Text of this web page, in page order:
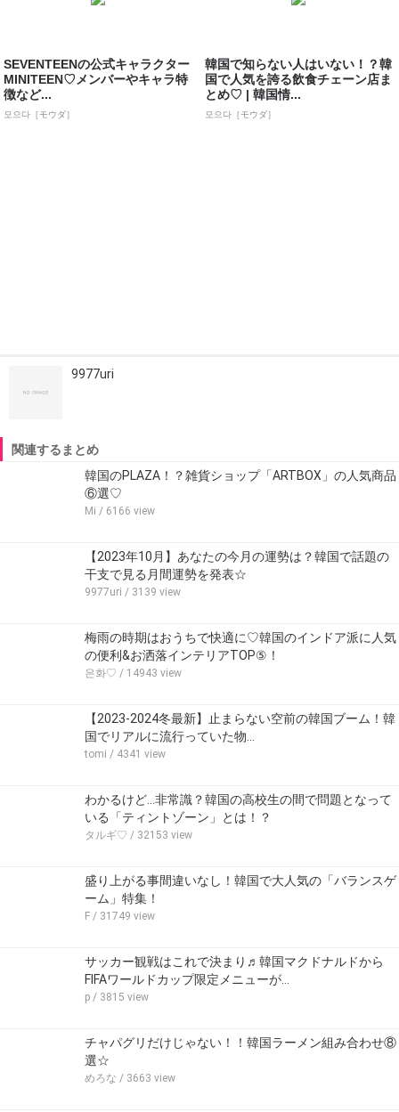
SEVENTEENの公式キャラクター
MINITEEN♡メンバーやキャラ特
徴など...
모으다［モウダ］
韓国で知らない人はいない！？韓
国で人気を誇る飲食チェーン店ま
とめ♡ | 韓国情...
모으다［モウダ］
9977uri
関連するまとめ
韓国のPLAZA！？雑貨ショップ「ARTBOX」の人気商品
⑥選♡
Mi / 6166 view
【2023年10月】あなたの今月の運勢は？韓国で話題の
干支で見る月間運勢を発表☆
9977uri / 3139 view
梅雨の時期はおうちで快適に♡韓国のインドア派に人気
の便利&お洒落インテリアTOP⑤！
은화♡ / 14943 view
【2023-2024冬最新】止まらない空前の韓国ブーム！韓
国でリアルに流行っていた物…
tomi / 4341 view
わかるけど…非常識？韓国の高校生の間で問題となって
いる「ティントゾーン」とは！？
タルギ♡ / 32153 view
盛り上がる事間違いなし！韓国で大人気の「バランスゲ
ーム」特集！
F / 31749 view
サッカー観戦はこれで決まり♬韓国マクドナルドから
FIFAワールドカップ限定メニューが…
p / 3815 view
チャパグリだけじゃない！！韓国ラーメン組み合わせ⑧
選☆
めろな / 3663 view